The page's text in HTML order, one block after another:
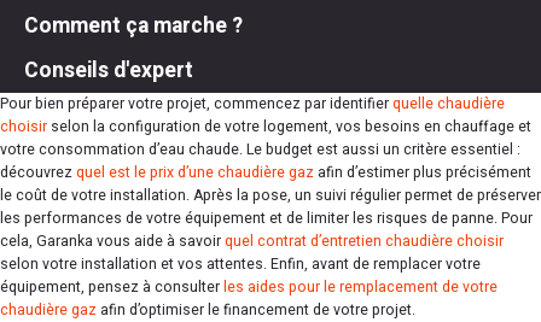
Comment ça marche ?
Conseils d'expert
Pour bien préparer votre projet, commencez par identifierquelle chaudière
choisir selon la configuration de votre logement, vos besoins en chauffage et
votre consommation d’eau chaude. Le budget est aussi un critère essentiel :
découvrezquel est le prix d’une chaudière gaz afin d’estimer plus précisément
le coût de votre installation. Après la pose, un suivi régulier permet de préserver
les performances de votre équipement et de limiter les risques de panne. Pour
cela, Garanka vous aide à savoirquel contrat d’entretien chaudière choisir
selon votre installation et vos attentes. Enfin, avant de remplacer votre
équipement, pensez à consulterles aides pour le remplacement de votre
chaudière gaz afin d’optimiser le financement de votre projet.